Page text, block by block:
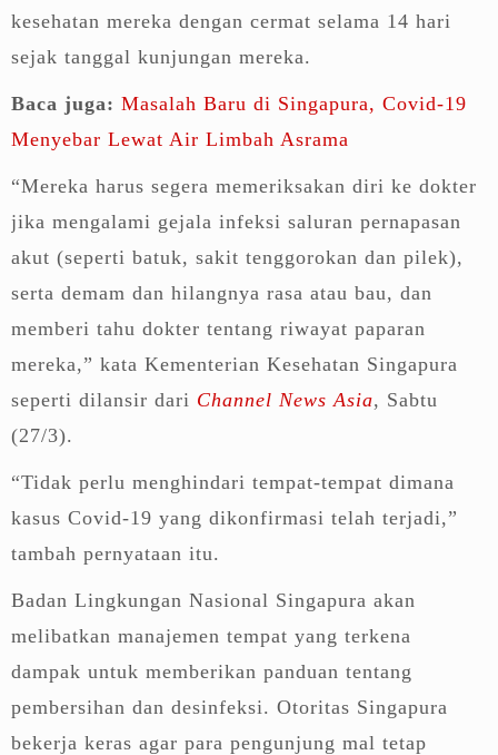
kesehatan mereka dengan cermat selama 14 hari
sejak tanggal kunjungan mereka.
Baca juga: Masalah Baru di Singapura, Covid-19
Menyebar Lewat Air Limbah Asrama
“Mereka harus segera memeriksakan diri ke dokter
jika mengalami gejala infeksi saluran pernapasan
akut (seperti batuk, sakit tenggorokan dan pilek),
serta demam dan hilangnya rasa atau bau, dan
memberi tahu dokter tentang riwayat paparan
mereka,” kata Kementerian Kesehatan Singapura
seperti dilansir dari Channel News Asia, Sabtu
(27/3).
“Tidak perlu menghindari tempat-tempat dimana
kasus Covid-19 yang dikonfirmasi telah terjadi,”
tambah pernyataan itu.
Badan Lingkungan Nasional Singapura akan
melibatkan manajemen tempat yang terkena
dampak untuk memberikan panduan tentang
pembersihan dan desinfeksi. Otoritas Singapura
bekerja keras agar para pengunjung mal tetap